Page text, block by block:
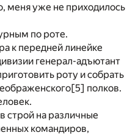
меня уже не приходилось
по роте.
к передней линейке
генерал-адъютант
роту и собрать
[5] полков.
строй на различные
командиров,